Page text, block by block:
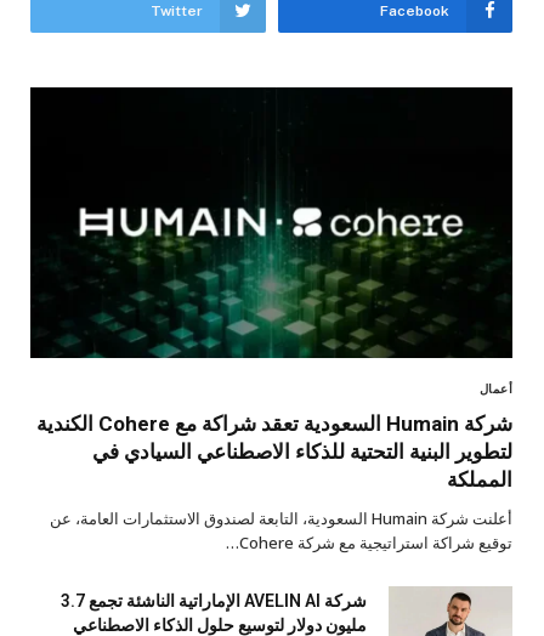
Facebook
Twitter
أعمال
شركة Humain السعودية تعقد شراكة مع Cohere الكندية
لتطوير البنية التحتية للذكاء الاصطناعي السيادي في
المملكة
أعلنت شركة Humain السعودية، التابعة لصندوق الاستثمارات العامة، عن
توقيع شراكة استراتيجية مع شركة Cohere…
شركة AVELIN AI الإماراتية الناشئة تجمع 3.7
مليون دولار لتوسيع حلول الذكاء الاصطناعي